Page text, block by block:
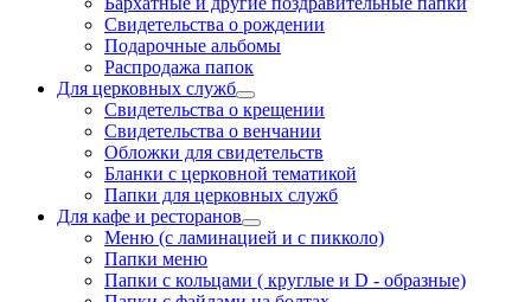
Свидетельства о рождении
Подарочные альбомы
Распродажа папок
Для церковных служб
Свидетельства о крещении
Свидетельства о венчании
Обложки для свидетельств
Бланки с церковной тематикой
Папки для церковных служб
Для кафе и ресторанов
Меню (с ламинацией и с пикколо)
Папки меню
Папки с кольцами ( круглые и D - образные)